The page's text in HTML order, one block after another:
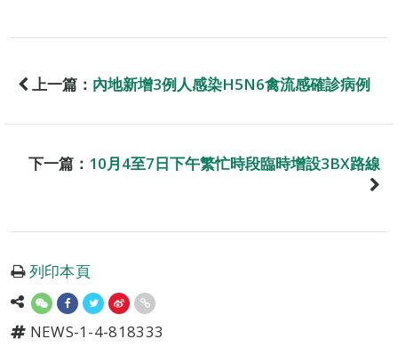
上一篇： 內地新增3例人感染H5N6禽流感確診病例
下一篇： 10月4至7日下午繁忙時段臨時增設3BX路線
列印本頁
NEWS-1-4-818333